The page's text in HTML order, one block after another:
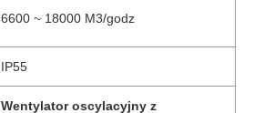
6600 ~ 18000 M3/godz
IP55
Wentylator oscylacyjny z